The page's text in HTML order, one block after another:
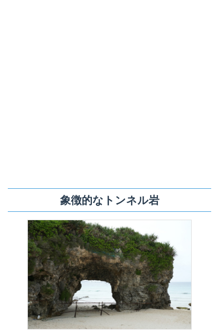
象徴的なトンネル岩